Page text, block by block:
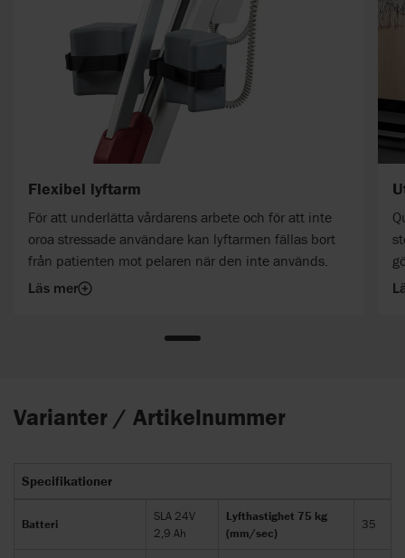
Flexibel lyftarm
För att underlätta vårdarens arbete och för att inte
oroa stressade användare kan lyftarmen fällas bort
från patienten mot pelaren när den inte används.
Läs mer
Varianter / Artikelnummer
Specifikationer
Batteri
SLA 24V
2,9 Ah
Lyfthastighet 75 kg
(mm/sec)
35